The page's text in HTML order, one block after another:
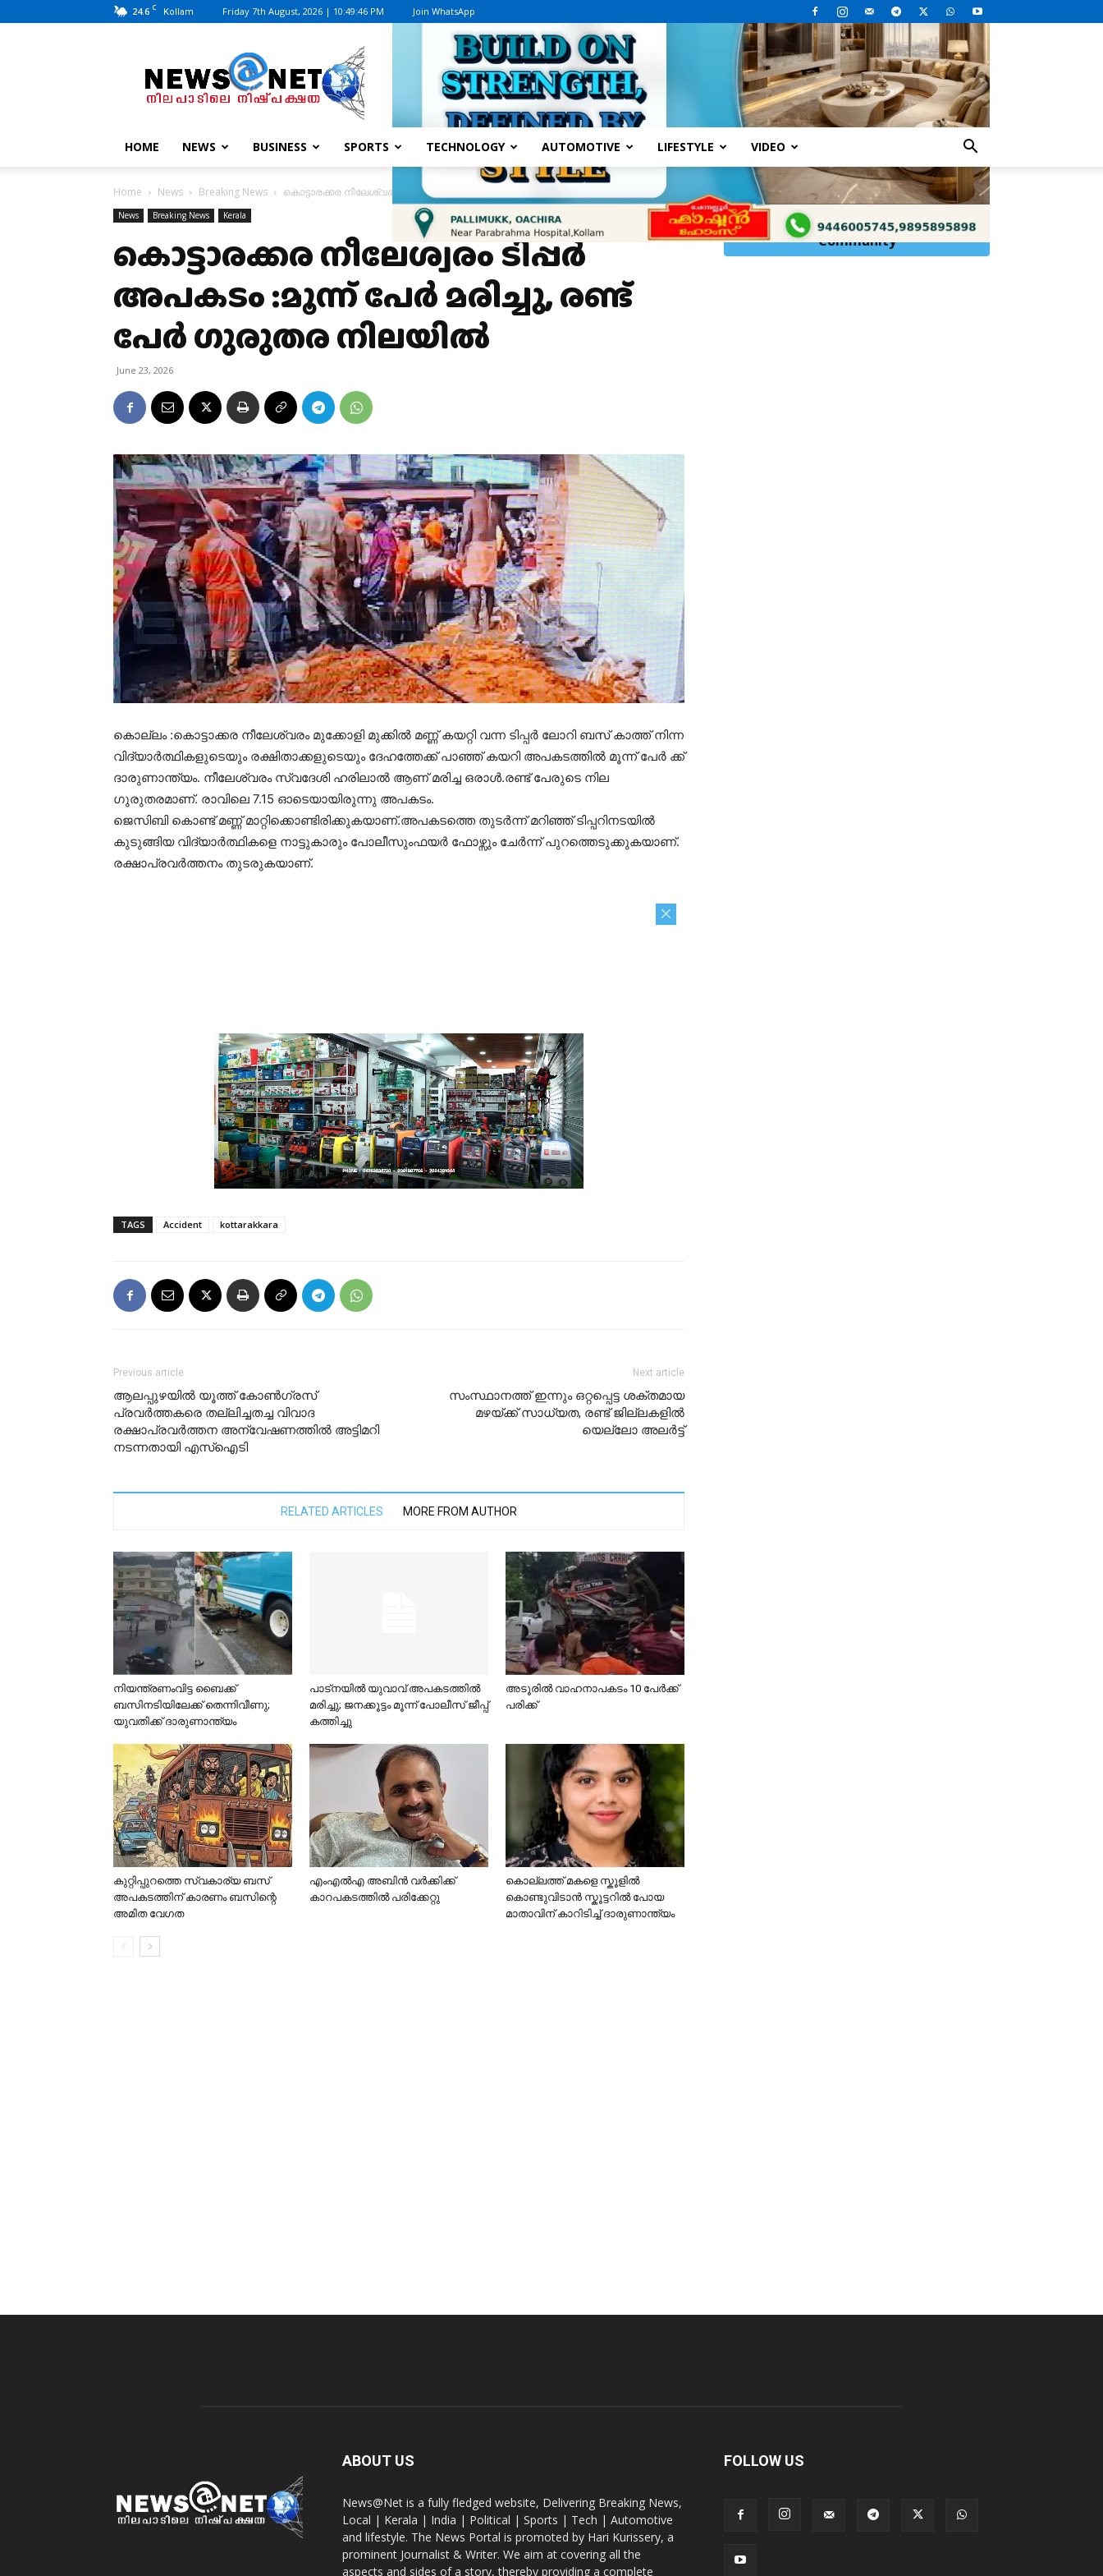
24.6 C Kollam Friday 7th August, 2026 | 10:49:46 PM Join WhatsApp
News@Net
|
www.newsatnet.com
HOME NEWS BUSINESS SPORTS TECHNOLOGY AUTOMOTIVE LIFESTYLE VIDEO
Home News Breaking News കൊട്ടാരക്കര നീലേശ്വരം ടിപ്പർ അപകടം :മൂന്ന് പേർ മരിച്ചു, രണ്ട് പേർ ഗുരുതര നിലയിൽ
News Breaking News Kerala
കൊട്ടാരക്കര നീലേശ്വരം ടിപ്പർ
അപകടം :മൂന്ന് പേർ മരിച്ചു, രണ്ട്
പേർ ഗുരുതര നിലയിൽ
June 23, 2026
കൊല്ലം :കൊട്ടാക്കര നീലേശ്വരം മുക്കോളി മുക്കിൽ മണ്ണ് കയറ്റി വന്ന ടിപ്പർ ലോറി ബസ് കാത്ത് നിന്ന
വിദ്യാർത്ഥികളുടെയും രക്ഷിതാക്കളുടെയും ദേഹത്തേക്ക് പാഞ്ഞ് കയറി അപകടത്തിൽ മൂന്ന് പേർ ക്ക്
ദാരുണാന്ത്യം. നീലേശ്വരം സ്വദേശി ഹരിലാൽ ആണ് മരിച്ച ഒരാൾ.രണ്ട് പേരുടെ നില
ഗുരുതരമാണ്. രാവിലെ 7.15 ഓടെയായിരുന്നു അപകടം.
ജെസിബി കൊണ്ട് മണ്ണ് മാറ്റിക്കൊണ്ടിരിക്കുകയാണ്.അപകടത്തെ തുടർന്ന് മറിഞ്ഞ് ടിപ്പറിനടയിൽ
കുടുങ്ങിയ വിദ്യാർത്ഥികളെ നാട്ടുകാരും പോലീസുംഫയർ ഫോഴ്സും ചേർന്ന് പുറത്തെടുക്കുകയാണ്.
രക്ഷാപ്രവർത്തനം തുടരുകയാണ്.
TAGS Accident kottarakkara
Previous article
ആലപ്പുഴയില്‍ യൂത്ത് കോണ്‍ഗ്രസ്
പ്രവര്‍ത്തകരെ തല്ലിച്ചതച്ച വിവാദ
രക്ഷാപ്രവര്‍ത്തന അന്വേഷണത്തില്‍ അട്ടിമറി
നടന്നതായി എസ്‌ഐടി
Next article
സംസ്ഥാനത്ത് ഇന്നും ഒറ്റപ്പെട്ട ശക്തമായ
മഴയ്ക്ക് സാധ്യത, രണ്ട് ജില്ലകളില്‍
യെല്ലോ അലര്‍ട്ട്
RELATED ARTICLES MORE FROM AUTHOR
നിയന്ത്രണംവിട്ട ബൈക്ക്
ബസിനടിയിലേക്ക് തെന്നിവീണു;
യുവതിക്ക് ദാരുണാന്ത്യം
പാട്നയിൽ യുവാവ് അപകടത്തിൽ
മരിച്ചു; ജനക്കൂട്ടം മൂന്ന് പോലീസ് ജീപ്പ്
കത്തിച്ചു
അടൂരിൽ വാഹനാപകടം 10 പേർക്ക്
പരിക്ക്
കുറ്റിപ്പുറത്തെ സ്വകാര്യ ബസ്
അപകടത്തിന് കാരണം ബസിന്റെ
അമിത വേഗത
എംഎൽഎ അബിൻ വർക്കിക്ക്
കാറപകടത്തിൽ പരിക്കേറ്റു
കൊല്ലത്ത് മകളെ സ്കൂളിൽ
കൊണ്ടുവിടാൻ സ്കൂട്ടറിൽ പോയ
മാതാവിന് കാറിടിച്ച് ദാരുണാന്ത്യം
Click Here toJoinWhatsApp
Community
ABOUT US
News@Net is a fully fledged website, Delivering Breaking News,
Local | Kerala | India | Political | Sports | Tech | Automotive
and lifestyle. The News Portal is promoted by Hari Kurissery, a
prominent Journalist & Writer. We aim at covering all the
aspects and sides of a story, thereby providing a complete
FOLLOW US